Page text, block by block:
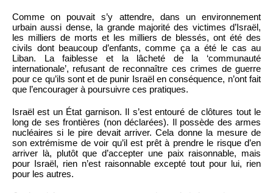
Comme on pouvait s’y attendre, dans un environnement
urbain aussi dense, la grande majorité des victimes d’Israël,
les milliers de morts et les milliers de blessés, ont été des
civils dont beaucoup d’enfants, comme ça a été le cas au
Liban. La faiblesse et la lâcheté de la ‘communauté
internationale’, refusant de reconnaître ces crimes de guerre
pour ce qu’ils sont et de punir Israël en conséquence, n’ont fait
que l’encourager à poursuivre ces pratiques.
Israël est un État garnison. Il s’est entouré de clôtures tout le
long de ses frontières (non déclarées). Il possède des armes
nucléaires si le pire devait arriver. Cela donne la mesure de
son extrémisme de voir qu’il est prêt à prendre le risque d’en
arriver là, plutôt que d’accepter une paix raisonnable, mais
pour Israël, rien n’est raisonnable excepté tout pour lui, rien
pour les autres.